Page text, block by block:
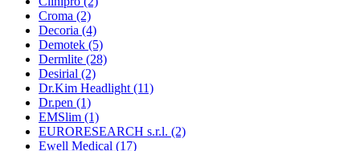
Croma (2)
Decoria (4)
Demotek (5)
Dermlite (28)
Desirial (2)
Dr.Kim Headlight (11)
Dr.pen (1)
EMSlim (1)
EURORESEARCH s.r.l. (2)
Ewell Medical (17)